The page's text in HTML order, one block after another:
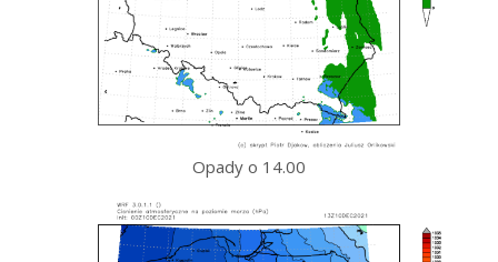
Opady o 14.00